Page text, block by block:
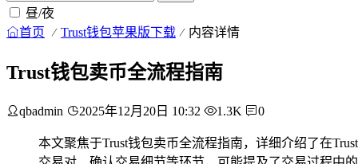
昼/夜
首页 Trust钱包苹果版下载 内容详情
Trust钱包卖币全流程指南
qbadmin 2025年12月20日 10:32 1.3K 0
本文聚焦于Trust钱包卖币全流程指南，详细介绍了在